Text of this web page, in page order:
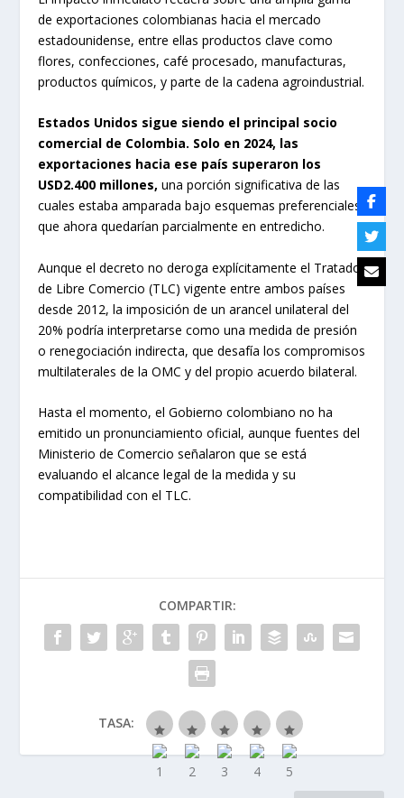
de exportaciones colombianas hacia el mercado
estadounidense, entre ellas productos clave como
flores, confecciones, café procesado, manufacturas,
productos químicos, y parte de la cadena agroindustrial.
Estados Unidos sigue siendo el principal socio
comercial de Colombia. Solo en 2024, las
exportaciones hacia ese país superaron los
USD2.400 millones,una porción significativa de las
cuales estaba amparada bajo esquemas preferenciales
que ahora quedarían parcialmente en entredicho.
Aunque el decreto no deroga explícitamente el Tratado
de Libre Comercio (TLC) vigente entre ambos países
desde 2012, la imposición de un arancel unilateral del
20% podría interpretarse como una medida de presión
o renegociación indirecta, que desafía los compromisos
multilaterales de la OMC y del propio acuerdo bilateral.
Hasta el momento, el Gobierno colombiano no ha
emitido un pronunciamiento oficial, aunque fuentes del
Ministerio de Comercio señalaron que se está
evaluando el alcance legal de la medida y su
compatibilidad con el TLC.
COMPARTIR:
TASA: